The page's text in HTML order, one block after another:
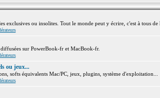
exclusives ou insolites. Tout le monde peut y écrire, c'est à tous
sur PowerBook-fr et MacBook-fr.
ou jeux...
softs équivalents Mac/PC, jeux, plugins, système d'exploitation...